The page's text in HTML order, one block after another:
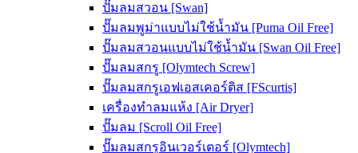
ปั๊มลมสวอน [Swan]
ปั๊มลมพูม่าแบบไม่ใช้น้ำมัน [Puma Oil Free]
ปั๊มลมสวอนแบบไม่ใช้น้ำมัน [Swan Oil Free]
ปั๊มลมสกรู [Olymtech Screw]
ปั๊มลมสกรูเอฟเอสเคอร์ติส [FScurtis]
เครื่องทำลมแห้ง [Air Dryer]
ปั๊มลม [Scroll Oil Free]
ปั๊มลมสกรูอินเวอร์เตอร์ [Olymtech]